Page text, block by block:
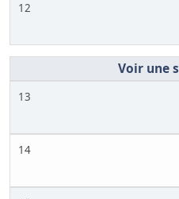
12
13
14